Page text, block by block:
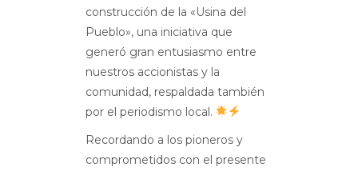
construcción de la «Usina del
Pueblo», una iniciativa que
generó gran entusiasmo entre
nuestros accionistas y la
comunidad, respaldada también
por el periodismo local.
Recordando a los pioneros y
comprometidos con el presente